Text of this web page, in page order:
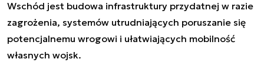
Wschód jest budowa infrastruktury przydatnej w razie
zagrożenia, systemów utrudniających poruszanie się
potencjalnemu wrogowi i ułatwiających mobilność
własnych wojsk.